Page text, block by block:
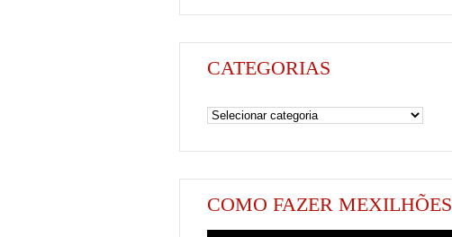
CATEGORIAS
COMO FAZER MEXILHÕES